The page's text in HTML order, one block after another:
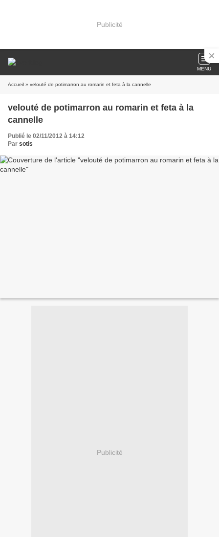
Publicité
MENU
Accueil » velouté de potimarron au romarin et feta à la cannelle
velouté de potimarron au romarin et feta à la
cannelle
Publié le 02/11/2012 à 14:12
Par sotis
Publicité